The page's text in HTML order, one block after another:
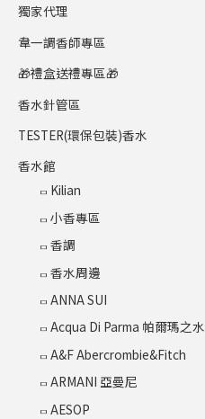
獨家代理
韋一調香師專區
🎁禮盒送禮專區🎁
香水針管區
TESTER(環保包裝)香水
香水館
Kilian
小香專區
香調
香水周邊
ANNA SUI
Acqua Di Parma 帕爾瑪之水
A&F Abercrombie&Fitch
ARMANI 亞曼尼
AESOP